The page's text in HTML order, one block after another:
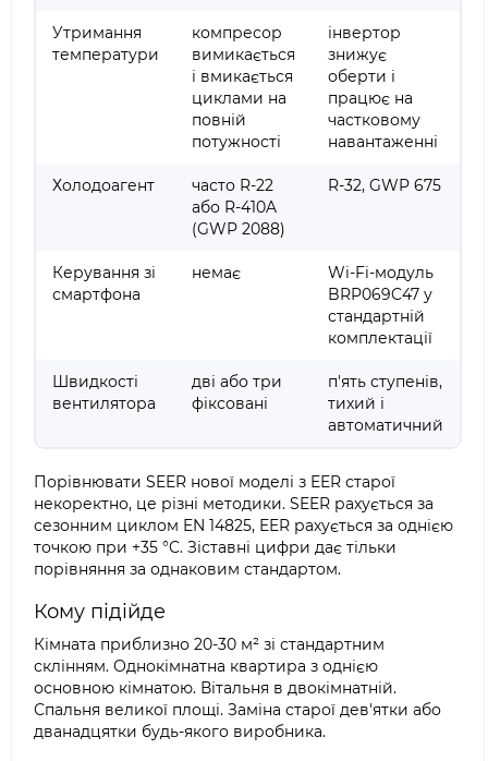
Утримання
температури
компресор
вимикається
і вмикається
циклами на
повній
потужності
інвертор
знижує
оберти і
працює на
частковому
навантаженні
Холодоагент
часто R-22
або R-410A
(GWP 2088)
R-32, GWP 675
Керування зі
смартфона
немає
Wi-Fi-модуль
BRP069C47 у
стандартній
комплектації
Швидкості
вентилятора
дві або три
фіксовані
п'ять ступенів,
тихий і
автоматичний
Порівнювати SEER нової моделі з EER старої
некоректно, це різні методики. SEER рахується за
сезонним циклом EN 14825, EER рахується за однією
точкою при +35 °C. Зіставні цифри дає тільки
порівняння за однаковим стандартом.
Кому підійде
Кімната приблизно 20-30 м² зі стандартним
склінням. Однокімнатна квартира з однією
основною кімнатою. Вітальня в двокімнатній.
Спальня великої площі. Заміна старої дев'ятки або
дванадцятки будь-якого виробника.